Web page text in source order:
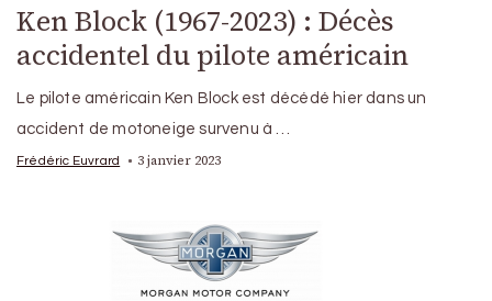
Ken Block (1967-2023) : Décès
accidentel du pilote américain
Le pilote américain Ken Block est décédé hier dans un
accident de motoneige survenu à …
Frédéric Euvrard 3 janvier 2023